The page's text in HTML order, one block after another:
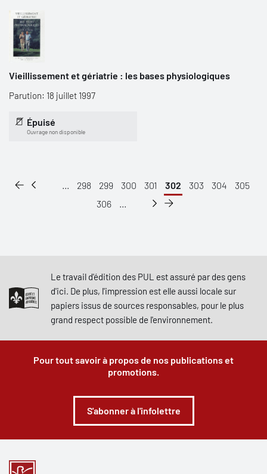
Vieillissement et gériatrie : les bases physiologiques
Parution: 18 juillet 1997
Épuisé
Ouvrage non disponible
... 298 299 300 301 302 303 304
305
306
...
Le travail d'édition des PUL est assuré par des gens
d'ici. De plus, l'impression est elle aussi locale sur
papiers issus de sources responsables, pour le plus
grand respect possible de l'environnement.
Pour tout savoir à propos de nos publications et
promotions.
S'abonner à l'infolettre